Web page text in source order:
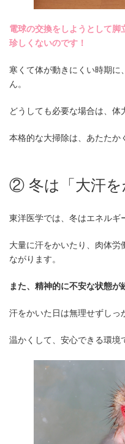
電球の交換をしようとして脚
珍しくないのです！
寒くて体が動きにくい時期
ん。
どうしても必要な場合は、体
本格的な大掃除は、あたたか
② 冬は「大汗を
東洋医学では、冬はエネルギ
大量に汗をかいたり、肉体労
ながります。
また、精神的に不安な状態が
汗をかいた日は無理せずしっ
温かくして、安心できる環境